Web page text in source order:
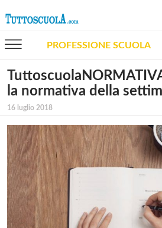
PROFESSIONE SCUOLA
la normativa della
16 luglio 2018